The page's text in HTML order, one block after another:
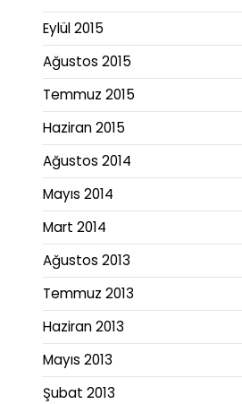
Eylül 2015
Ağustos 2015
Temmuz 2015
Haziran 2015
Ağustos 2014
Mayıs 2014
Mart 2014
Ağustos 2013
Temmuz 2013
Haziran 2013
Mayıs 2013
Şubat 2013